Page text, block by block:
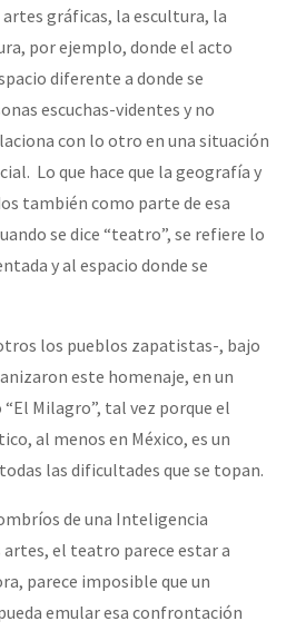
gráficas, la escultura, la
por ejemplo, donde el acto
diferente a donde se
escuchas-videntes y no
con lo otro en una situación
Lo que hace que la geografía y
también como parte de esa
se dice “teatro”, se refiere lo
y al espacio donde se
los pueblos zapatistas-, bajo
este homenaje, en un
Milagro”, tal vez porque el
al menos en México, es un
las dificultades que se topan.
de una Inteligencia
el teatro parece estar a
parece imposible que un
emular esa confrontación